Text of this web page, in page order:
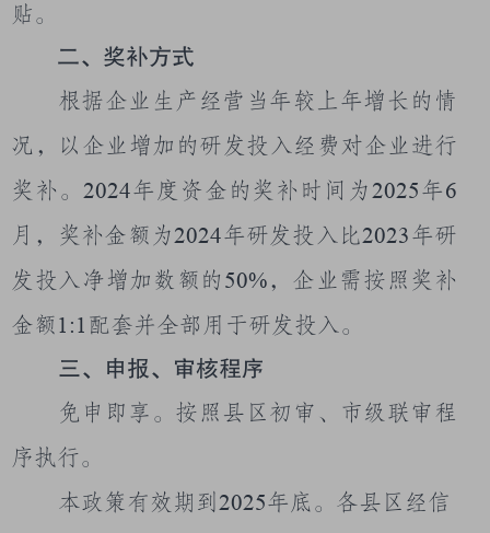
贴。
二、奖补方式
根据企业生产经营当年较上年增长的情
况，以企业增加的研发投入经费对企业进行
奖补。 2024年度资金的奖补时间为2025年6
月，奖补金额为2024年研发投入比2023年研
发投入净增加数额的 50%，企业需按照奖补
金额1:1 配套并全部用于研发投入。
三、申报、审核程序
免申即享。按照县区初审、市级联审程
序执行。
本政策有效期到 2025年底。各县区经信